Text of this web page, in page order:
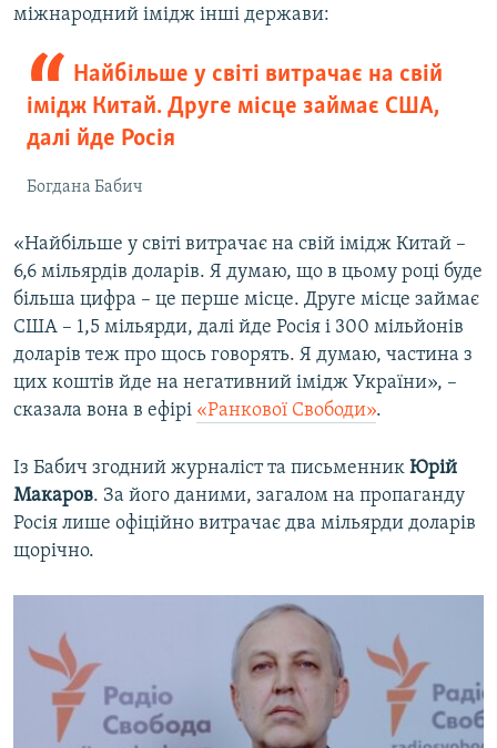
міжнародний імідж інші держави:
Найбільше у світі витрачає на свій
імідж Китай. Друге місце займає США,
далі йде Росія
Богдана Бабич
«Найбільше у світі витрачає на свій імідж Китай –
6,6 мільярдів доларів. Я думаю, що в цьому році буде
більша цифра – це перше місце. Друге місце займає
США – 1,5 мільярди, далі йде Росія і 300 мільйонів
доларів теж про щось говорять. Я думаю, частина з
цих коштів йде на негативний імідж України», –
сказала вона в ефірі «Ранкової Свободи».
Із Бабич згодний журналіст та письменник Юрій
Макаров. За його даними, загалом на пропаганду
Росія лише офіційно витрачає два мільярди доларів
щорічно.